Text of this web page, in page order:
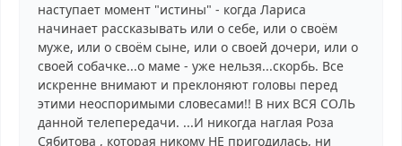
наступает момент "истины" - когда Лариса
начинает рассказывать или о себе, или о своём
муже, или о своём сыне, или о своей дочери, или о
своей собачке...о маме - уже нельзя...скорбь. Все
искренне внимают и преклоняют головы перед
этими неоспоримыми словесами!! В них ВСЯ СОЛЬ
данной телепередачи. ...И никогда наглая Роза
Сябитова , которая никому НЕ пригодилась, ни